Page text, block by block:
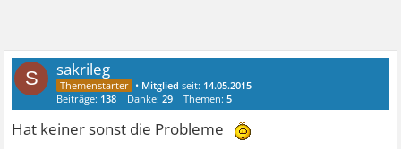
S sakrileg
• Mitglied seit: 14.05.2015
Beiträge: 138 Danke:29 Themen:5
Hat keiner sonst die Probleme